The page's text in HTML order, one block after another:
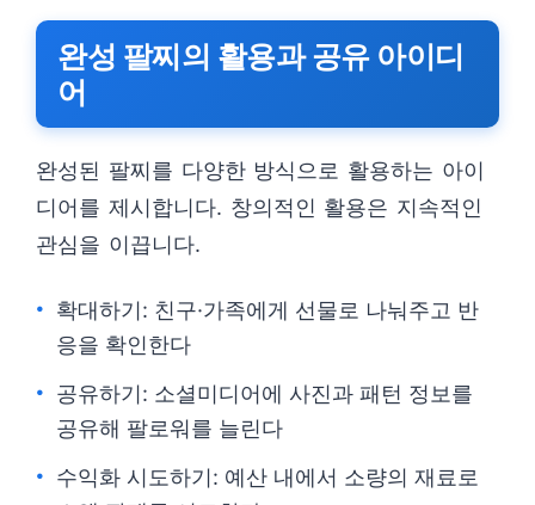
완성 팔찌의 활용과 공유 아이디
어
완성된 팔찌를 다양한 방식으로 활용하는 아이
디어를 제시합니다. 창의적인 활용은 지속적인
관심을 이끕니다.
확대하기: 친구·가족에게 선물로 나눠주고 반
응을 확인한다
공유하기: 소셜미디어에 사진과 패턴 정보를
공유해 팔로워를 늘린다
수익화 시도하기: 예산 내에서 소량의 재료로